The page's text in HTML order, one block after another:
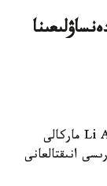
استانا.قازاقپارات - الەۋمەتتىك جەلىلەردە Li Auto ماركالى
انىقتالعانى